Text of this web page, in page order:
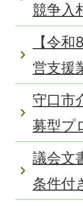
競争入
【令
営支援
守口市
募型プ
議会文
条件付